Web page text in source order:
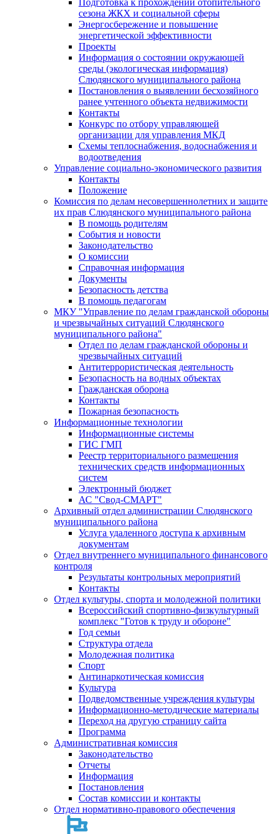
Подготовка к прохождении отопительного
сезона ЖКХ и социальной сферы
Энергосбережение и повышение
энергетической эффективности
Проекты
Информация о состоянии окружающей
среды (экологическая информация)
Слюдянского муниципального района
Постановления о выявлении бесхозяйного
ранее учтенного объекта недвижимости
Контакты
Конкурс по отбору управляющей
организации для управления МКД
Схемы теплоснабжения, водоснабжения и
водоотведения
Управление социально-экономического развития
Контакты
Положение
Комиссия по делам несовершеннолетних и защите
их прав Слюдянского муниципального района
В помощь родителям
События и новости
Законодательство
О комиссии
Справочная информация
Документы
Безопасность детства
В помощь педагогам
МКУ "Управление по делам гражданской обороны
и чрезвычайных ситуаций Слюдянского
муниципального района"
Отдел по делам гражданской обороны и
чрезвычайных ситуаций
Антитеррористическая деятельность
Безопасность на водных объектах
Гражданская оборона
Контакты
Пожарная безопасность
Информационные технологии
Информационные системы
ГИС ГМП
Реестр территориального размещения
технических средств информационных
систем
Электронный бюджет
АС "Свод-СМАРТ"
Архивный отдел администрации Слюдянского
муниципального района
Услуга удаленного доступа к архивным
документам
Отдел внутреннего муниципального финансового
контроля
Результаты контрольных мероприятий
Контакты
Отдел культуры, спорта и молодежной политики
Всероссийский спортивно-физкультурный
комплекс "Готов к труду и обороне"
Год семьи
Структура отдела
Молодежная политика
Спорт
Антинаркотическая комиссия
Культура
Подведомственные учреждения культуры
Информационно-методические материалы
Переход на другую страницу сайта
Программа
Административная комиссия
Законодательство
Отчеты
Информация
Постановления
Состав комиссии и контакты
Отдел нормативно-правового обеспечения